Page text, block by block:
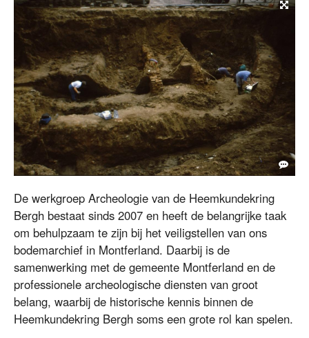
De werkgroep Archeologie van de Heemkundekring
Bergh bestaat sinds 2007 en heeft de belangrijke taak
om behulpzaam te zijn bij het veiligstellen van ons
bodemarchief in Montferland. Daarbij is de
samenwerking met de gemeente Montferland en de
professionele archeologische diensten van groot
belang, waarbij de historische kennis binnen de
Heemkundekring Bergh soms een grote rol kan spelen.